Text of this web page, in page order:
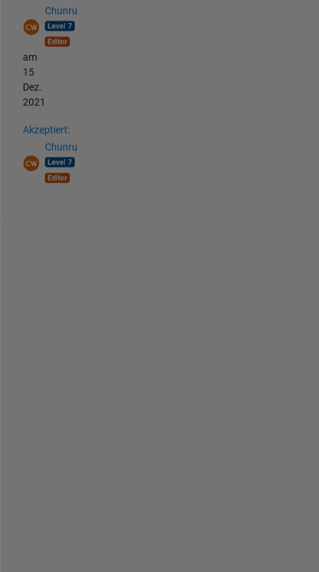
Chunru
am
15
Dez.
2021
Akzeptiert:
Chunru